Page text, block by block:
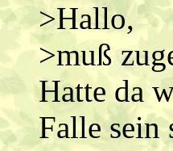
>Hallo,
>muß
Hatte da
Falle